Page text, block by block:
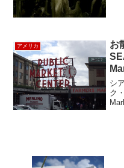
アメリカ
お
シ
ク